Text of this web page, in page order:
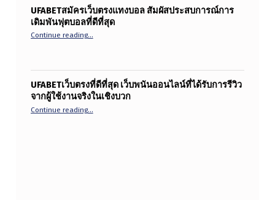
UFABETสมัครเว็บตรงแทงบอล สัมผัสประสบการณ์การ
เดิมพันฟุตบอลที่ดีที่สุด
Continue reading
“UFABETสมัครเว็บตรงแทงบอล สัมผัสประสบการณ์การเดิม
…
UFABETเว็บตรงที่ดีที่สุด เว็บพนันออนไลน์ที่ได้รับการรีวิว
จากผู้ใช้งานจริงในเชิงบวก
Continue reading…